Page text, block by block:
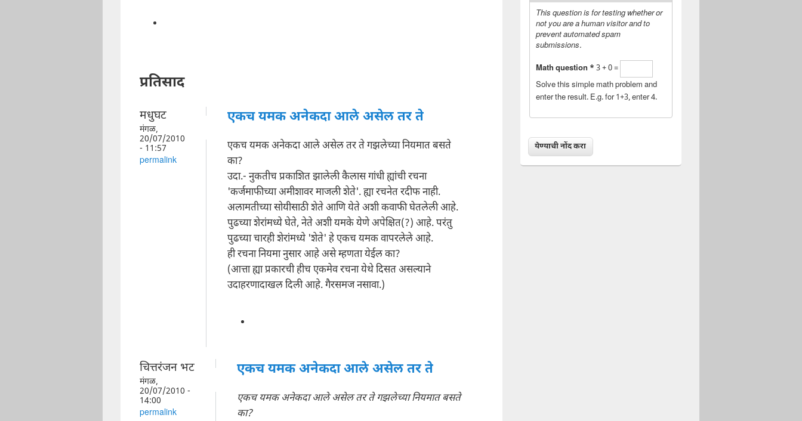
प्रतिसाद
मधुघट
मंगळ,
20/07/2010
- 11:57
permalink
एकच यमक अनेकदा आले असेल तर ते
एकच यमक अनेकदा आले असेल तर ते गझलेच्या नियमात बसते
का?
उदा.- नुकतीच प्रकाशित झालेली कैलास गांधी ह्यांची रचना
'कर्जमाफीच्या अमीशावर माजली शेते'. ह्या रचनेत रदीफ नाही.
अलामतीच्या सोयीसाठी शेते आणि येते अशी कवाफी घेतलेली आहे.
पुढच्या शेरांमध्ये घेते, नेते अशी यमके येणे अपेक्षित(?) आहे. परंतु
पुढच्या चारही शेरांमध्ये 'शेते' हे एकच यमक वापरलेले आहे.
ही रचना नियमा नुसार आहे असे म्हणता येईल का?
(आत्ता ह्या प्रकारची हीच एकमेव रचना येथे दिसत असल्याने
उदाहरणादाखल दिली आहे. गैरसमज नसावा.)
चित्तरंजन भट
मंगळ,
20/07/2010 -
14:00
permalink
एकच यमक अनेकदा आले असेल तर ते
एकच यमक अनेकदा आले असेल तर ते गझलेच्या नियमात बसते
का?
This question is for testing whether or
not you are a human visitor and to
prevent automated spam
submissions.
Math question * 3 + 0 =
Solve this simple math problem and
enter the result. E.g. for 1+3, enter 4.